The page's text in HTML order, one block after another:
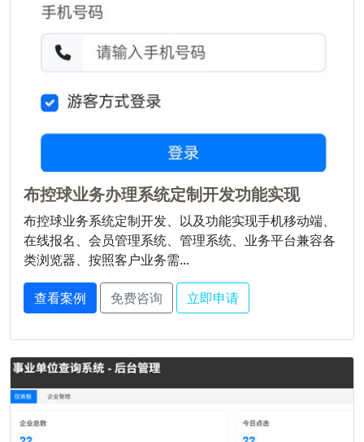
布控球业务办理系统定制开发功能实现
布控球业务系统定制开发、以及功能实现手机移动端、
在线报名、会员管理系统、管理系统、业务平台兼容各
类浏览器、按照客户业务需...
查看案例 免费咨询 立即申请